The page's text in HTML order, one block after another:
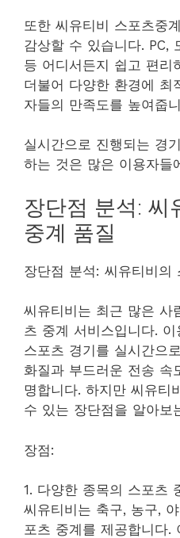
또한 씨유티비 스포츠중
감상할 수 있습니다. PC,
등 어디서든지 쉽고 편리
더불어 다양한 환경에 최
자들의 만족도를 높여줍
실시간으로 진행되는 경
하는 것은 많은 이용자들
장단점 분석: 씨
중계 품질
장단점 분석: 씨유티비의
씨유티비는 최근 많은 사
츠 중계 서비스입니다.
스포츠 경기를 실시간으
화질과 부드러운 전송 속
명합니다. 하지만 씨유티
수 있는 장단점을 알아보
장점:
1. 다양한 종목의 스포츠
씨유티비는 축구, 농구,
포츠 중계를 제공합니다.